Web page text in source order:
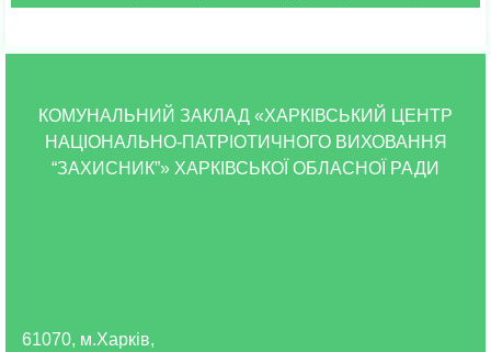
КОМУНАЛЬНИЙ ЗАКЛАД «ХАРКІВСЬКИЙ ЦЕНТР
НАЦІОНАЛЬНО-ПАТРІОТИЧНОГО ВИХОВАННЯ
“ЗАХИСНИК”» ХАРКІВСЬКОЇ ОБЛАСНОЇ РАДИ
61070, м.Харків,